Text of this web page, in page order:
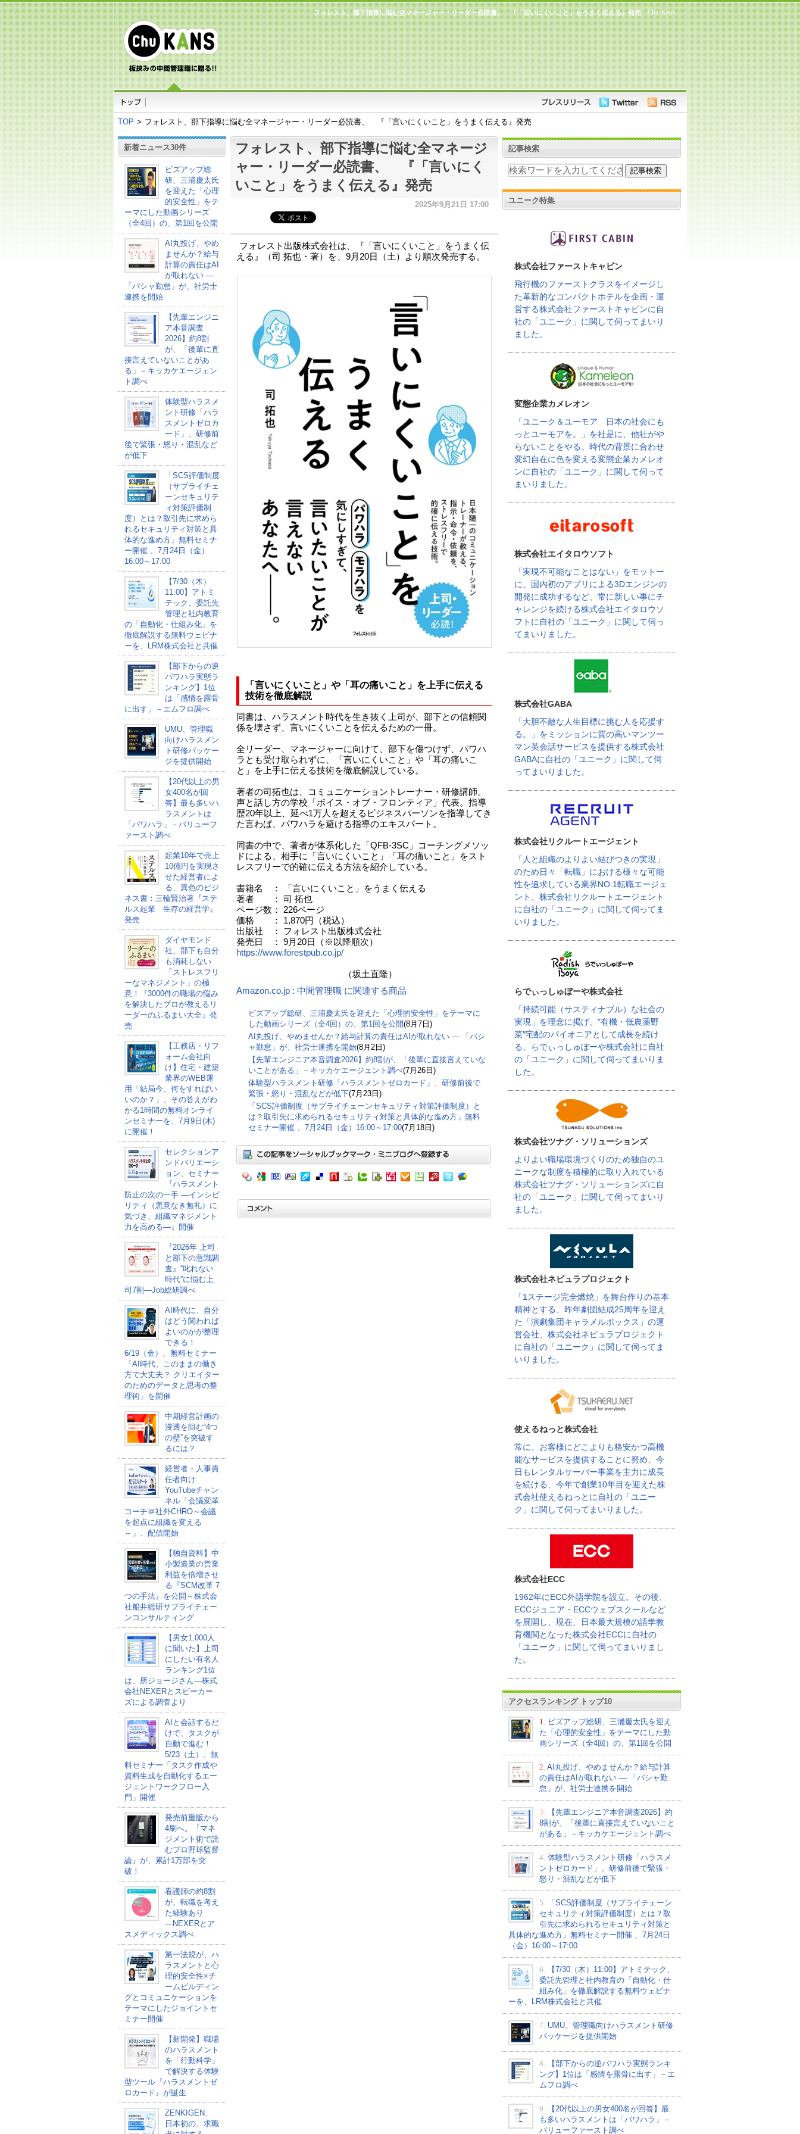
Chu-Kans
フォレスト、部下指導に悩む全マネージャー・リーダー必読書、 『「言いにくいこと」をうまく伝える』発売
TOP > フォレスト、部下指導に悩む全マネージャー・リーダー必読書、 『「言いにくいこと」をうまく伝える』発売
新着ニュース30件
ビズアップ総
研、三浦慶太氏
を迎えた「心理
的安全性」をテ
ーマにした動画シリーズ
（全4回）の、第1回を公開
AI丸投げ、やめ
ませんか？給与
計算の責任はAI
が取れない ―
「パシャ勤怠」が、社労士
連携を開始
【先輩エンジニ
ア本音調査
2026】約8割
が、「後輩に直
接言えていないことがあ
る」－キッカケエージェン
ト調べ
体験型ハラスメ
ント研修「ハラ
スメントゼロカ
ード」、研修前
後で緊張・怒り・混乱など
が低下
「SCS評価制度
（サプライチェ
ーンセキュリテ
ィ対策評価制
度）とは？取引先に求めら
れるセキュリティ対策と具
体的な進め方」無料セミナ
ー開催 、7月24日（金）
16:00～17:00
【7/30（木）
11:00】アトミ
テック、委託先
管理と社内教育
の「自動化・仕組み化」を
徹底解説する無料ウェビナ
ーを、LRM株式会社と共催
【部下からの逆
パワハラ実態ラ
ンキング】1位
は「感情を露骨
に出す」－エムフロ調べ
UMU、管理職
向けハラスメン
ト研修パッケー
ジを提供開始
【20代以上の男
女400名が回
答】最も多いハ
ラスメントは
「パワハラ」－バリューフ
ァースト調べ
起業10年で売上
10億円を実現さ
せた経営者によ
る、異色のビジ
ネス書：三輪賢治著『ステ
ルス起業 生存の経営学』
発売
ダイヤモンド
社、部下も自分
も消耗しない
「ストレスフリ
ーなマネジメント」の極
意！『3000件の職場の悩み
を解決したプロが教えるリ
ーダーのふるまい大全』発
売
【工務店・リフ
ォーム会社向
け】住宅・建築
業界のWEB運
用「結局今、何をすればい
いのか？」、その答えがわ
かる1時間の無料オンライ
ンセミナーを、7月9日(木)
に開催！
セレクションア
ンドバリエーシ
ョン、セミナー
『ハラスメント
防止の次の一手 ―インシビ
リティ（悪意なき無礼）に
気づき、組織マネジメント
力を高める―』開催
『2026年 上司
と部下の意識調
査』“叱れない
時代”に悩む上
司7割―Job総研調べ
AI時代に、自分
はどう関われば
よいのかが整理
できる！
6/19（金）、無料セミナー
「AI時代、このままの働き
方で大丈夫？ クリエイター
のためのデータと思考の整
理術」を開催
中期経営計画の
浸透を阻む“4つ
の壁”を突破す
るには？
経営者・人事責
任者向け
YouTubeチャン
ネル「会議変革
コーチ＠社外CHRO～会議
を起点に組織を変える
～」、配信開始
【独自資料】中
小製造業の営業
利益を倍増させ
る『SCM改革 7
つの手法』を公開～株式会
社船井総研サプライチェー
ンコンサルティング
【男女1,000人
に聞いた】上司
にしたい有名人
ランキング1位
は、所ジョージさん―株式
会社NEXERとスピーカー
ズによる調査より
AIと会話するだ
けで、タスクが
自動で進む！
5/23（土）、無
料セミナー「タスク作成や
資料生成を自動化するエー
ジェントワークフロー入
門」開催
発売前重版から
4刷へ。『マネ
ジメント術で読
むプロ野球監督
論』が、累計1万部を突
破！
看護師の約8割
が、転職を考え
た経験あり
―NEXERとア
スメディックス調べ
第一法規が、ハ
ラスメントと心
理的安全性×チ
ームビルディン
グとコミュニケーションを
テーマにしたジョイントセ
ミナー開催
【新開発】職場
のハラスメント
を「行動科学」
で解決する体験
型ツール『ハラスメントゼ
ロカード』が誕生
ZENKIGEN、
日本初の、求職
フォレスト、部下指導に悩む全マネージ
ャー・リーダー必読書、 『「言いにく
いこと」をうまく伝える』発売
2025年9月21日 17:00
フォレスト出版株式会社は、『「言いにくいこと」をうまく伝
える』（司 拓也・著）を、9月20日（土）より順次発売する。
「言いにくいこと」や「耳の痛いこと」を上手に伝える
技術を徹底解説
同書は、ハラスメント時代を生き抜く上司が、部下との信頼関
係を壊さず、言いにくいことを伝えるための一冊。
全リーダー、マネージャーに向けて、部下を傷つけず、パワハ
ラとも受け取られずに、「言いにくいこと」や「耳の痛いこ
と」を上手に伝える技術を徹底解説している。
著者の司拓也は、コミュニケーショントレーナー・研修講師。
声と話し方の学校「ボイス・オブ・フロンティア」代表。指導
歴20年以上、延べ1万人を超えるビジネスパーソンを指導してき
た言わば、パワハラを避ける指導のエキスパート。
同書の中で、著者が体系化した「QFB-3SC」コーチングメソッ
ドによる、相手に「言いにくいこと」「耳の痛いこと」をスト
レスフリーで的確に伝える方法を紹介している。
書籍名 ： 「言いにくいこと」をうまく伝える
著者 ： 司 拓也
ページ数： 226ページ
価格 ： 1,870円（税込）
出版社 ： フォレスト出版株式会社
発売日 ： 9月20日（※以降順次）
https://www.forestpub.co.jp/
（坂土直隆）
Amazon.co.jp : 中間管理職 に関連する商品
ビズアップ総研、三浦慶太氏を迎えた「心理的安全性」をテーマに
した動画シリーズ（全4回）の、第1回を公開(8月7日)
AI丸投げ、やめませんか？給与計算の責任はAIが取れない ― 「パシ
ャ勤怠」が、社労士連携を開始(8月2日)
【先輩エンジニア本音調査2026】約8割が、「後輩に直接言えていな
いことがある」－キッカケエージェント調べ(7月26日)
体験型ハラスメント研修「ハラスメントゼロカード」、研修前後で
緊張・怒り・混乱などが低下(7月23日)
「SCS評価制度（サプライチェーンセキュリティ対策評価制度）と
は？取引先に求められるセキュリティ対策と具体的な進め方」無料
セミナー開催 、7月24日（金）16:00～17:00(7月18日)
記事検索
ユニーク特集
株式会社ファーストキャビン
飛行機のファーストクラスをイメージし
た革新的なコンパクトホテルを企画・運
営する株式会社ファーストキャビンに自
社の「ユニーク」に関して伺ってまいり
ました。
変態企業カメレオン
「ユニーク＆ユーモア 日本の社会にも
っとユーモアを。」を社是に、他社がや
らないことをやる。時代の背景に合わせ
変幻自在に色を変える変態企業カメレオ
ンに自社の「ユニーク」に関して伺って
まいりました。
株式会社エイタロウソフト
「実現不可能なことはない」をモットー
に、国内初のアプリによる3Dエンジンの
開発に成功するなど、常に新しい事にチ
ャレンジを続ける株式会社エイタロウソ
フトに自社の「ユニーク」に関して伺っ
てまいりました。
株式会社GABA
「大胆不敵な人生目標に挑む人を応援す
る。」をミッションに質の高いマンツー
マン英会話サービスを提供する株式会社
GABAに自社の「ユニーク」に関して伺
ってまいりました。
株式会社リクルートエージェント
「人と組織のよりよい結びつきの実現」
のため日々「転職」における様々な可能
性を追求している業界NO.1転職エージェ
ント、株式会社リクルートエージェント
に自社の「ユニーク」に関して伺ってま
いりました。
らでぃっしゅぼーや株式会社
「持続可能（サスティナブル）な社会の
実現」を理念に掲げ、"有機・低農薬野
菜″宅配のパイオニアとして成長を続け
る、らでぃっしゅぼーや株式会社に自社
の「ユニーク」に関して伺ってまいりま
した。
株式会社ツナグ・ソリューションズ
よりよい職場環境づくりのため独自のユ
ニークな制度を積極的に取り入れている
株式会社ツナグ・ソリューションズに自
社の「ユニーク」に関して伺ってまいり
ました。
株式会社ネビュラプロジェクト
「1ステージ完全燃焼」を舞台作りの基本
精神とする、昨年劇団結成25周年を迎え
た「演劇集団キャラメルボックス」の運
営会社、株式会社ネビュラプロジェクト
に自社の「ユニーク」に関して伺ってま
いりました。
使えるねっと株式会社
常に、お客様にどこよりも格安かつ高機
能なサービスを提供することに努め、今
日もレンタルサーバー事業を主力に成長
を続ける、今年で創業10年目を迎えた株
式会社使えるねっとに自社の「ユニー
ク」に関して伺ってまいりました。
株式会社ECC
1962年にECC外語学院を設立。その後、
ECCジュニア・ECCウェブスクールなど
を展開し、現在、日本最大規模の語学教
育機関となった株式会社ECCに自社の
「ユニーク」に関して伺ってまいりまし
た。
アクセスランキング トップ10
1.
ビズアップ総研、三浦慶太氏を迎え
た「心理的安全性」をテーマにした動
画シリーズ（全4回）の、第1回を公開
2. AI丸投げ、やめませんか？給与計算
の責任はAIが取れない ― 「パシャ勤
怠」が、社労士連携を開始
3.
【先輩エンジニア本音調査2026】約
8割が、「後輩に直接言えていないこと
がある」－キッカケエージェント調べ
4. 体験型ハラスメント研修「ハラスメ
ントゼロカード」、研修前後で緊張・
怒り・混乱などが低下
5.
「SCS評価制度（サプライチェーン
セキュリティ対策評価制度）とは？取
引先に求められるセキュリティ対策と
具体的な進め方」無料セミナー開催 、7月24日
（金）16:00～17:00
6.
【7/30（木）11:00】アトミテック、
委託先管理と社内教育の「自動化・仕
組み化」を徹底解説する無料ウェビナ
ーを、LRM株式会社と共催
7. UMU、管理職向けハラスメント研修
パッケージを提供開始
8.
【部下からの逆パワハラ実態ランキ
ング】1位は「感情を露骨に出す」－エ
ムフロ調べ
9.
【20代以上の男女400名が回答】最
も多いハラスメントは「パワハラ」－
バリューファースト調べ